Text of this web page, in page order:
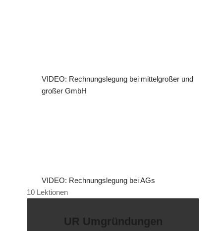
VIDEO: Rechnungslegung bei mittelgroßer und
großer GmbH
VIDEO: Rechnungslegung bei AGs
10 Lektionen
UR Umgründungen